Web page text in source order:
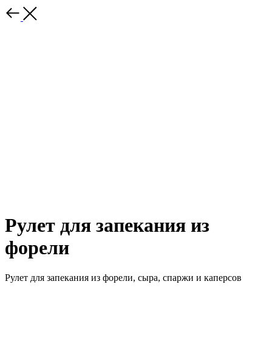
Рулет для запекания из
форели
Рулет для запекания из форели, сыра, спаржи и каперсов